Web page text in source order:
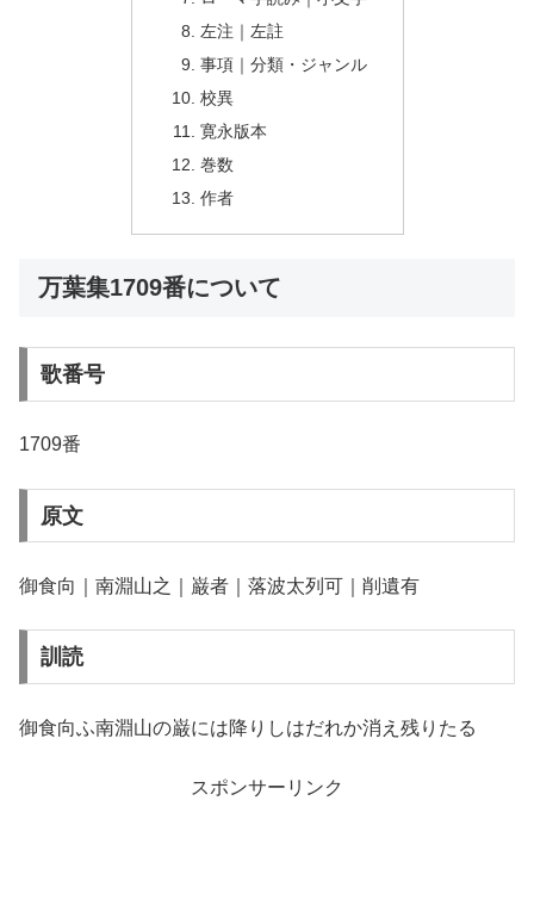
左注｜左註
事項｜分類・ジャンル
校異
寛永版本
巻数
作者
万葉集1709番について
歌番号
1709番
原文
御食向｜南淵山之｜巌者｜落波太列可｜削遺有
訓読
御食向ふ南淵山の巌には降りしはだれか消え残りたる
スポンサーリンク